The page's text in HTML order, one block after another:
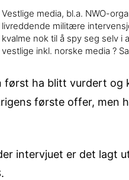
Vestlige media, bl.a. NWO-
livreddende militære
kvalme nok til å spy seg selv i
vestlige inkl. norske media ?
først ha blitt vurdert og
første offer, men
intervjuet er det lagt